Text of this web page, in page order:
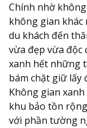
Chính nhờ
không gian
du khách đến
vừa đẹp vừa độc
xanh hết những
bám chặt giữ lấy
Không gian
khu bảo tồn
với phần tường